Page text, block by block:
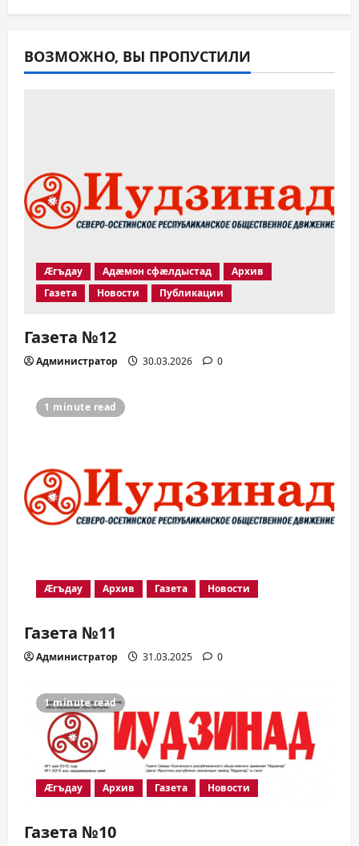
ВОЗМОЖНО, ВЫ ПРОПУСТИЛИ
Æгъдау Адæмон сфæлдыстад
Архив
Газета
Новости Публикации
Газета №12
Администратор 30.03.2026 0
1 minute read
Æгъдау Архив Газета Новости
Газета №11
Администратор 31.03.2025 0
1 minute read
Æгъдау Архив Газета Новости
Газета №10